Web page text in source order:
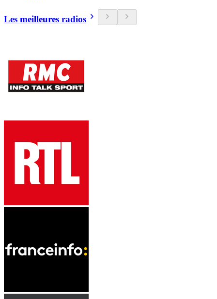
Les meilleures radios